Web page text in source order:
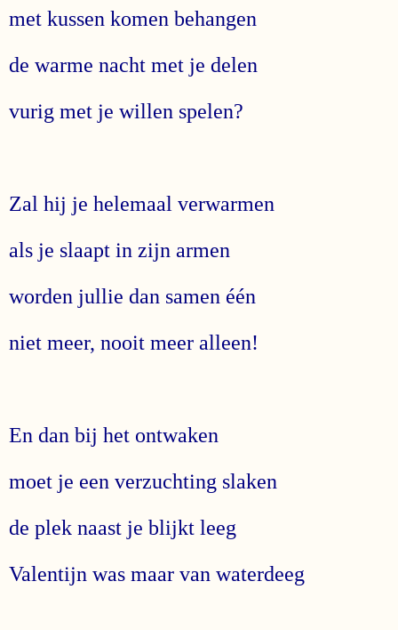
met kussen komen behangen
de warme nacht met je delen
vurig met je willen spelen?
Zal hij je helemaal verwarmen
als je slaapt in zijn armen
worden jullie dan samen één
niet meer, nooit meer alleen!
En dan bij het ontwaken
moet je een verzuchting slaken
de plek naast je blijkt leeg
Valentijn was maar van waterdeeg